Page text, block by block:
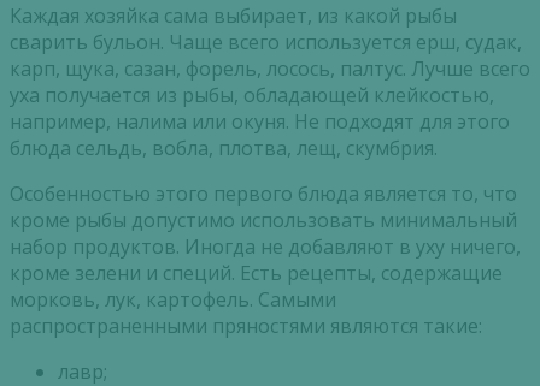
Каждая хозяйка сама выбирает, из какой рыбы
сварить бульон. Чаще всего используется ерш, судак,
карп, щука, сазан, форель, лосось, палтус. Лучше всего
уха получается из рыбы, обладающей клейкостью,
например, налима или окуня. Не подходят для этого
блюда сельдь, вобла, плотва, лещ, скумбрия.
Особенностью этого первого блюда является то, что
кроме рыбы допустимо использовать минимальный
набор продуктов. Иногда не добавляют в уху ничего,
кроме зелени и специй. Есть рецепты, содержащие
морковь, лук, картофель. Самыми
распространенными пряностями являются такие:
лавр;